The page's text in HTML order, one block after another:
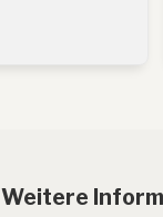
Weitere